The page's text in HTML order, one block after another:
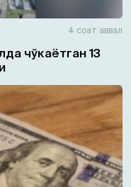
4 соат аввал
чўкаётган 13